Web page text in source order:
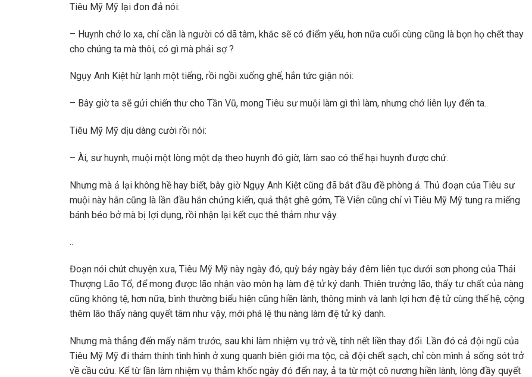
Tiêu Mỹ Mỹ lại đon đả nói:
– Huynh chớ lo xa, chỉ cần là người có dã tâm, khắc sẽ có điểm yếu, hơn nữa cuối cùng cũng là bọn họ chết thay
cho chúng ta mà thôi, có gì mà phải sợ ?
Ngụy Anh Kiệt hừ lạnh một tiếng, rồi ngồi xuống ghế, hắn tức giận nói:
– Bây giờ ta sẽ gửi chiến thư cho Tần Vũ, mong Tiêu sư muội làm gì thì làm, nhưng chớ liên lụy đến ta.
Tiêu Mỹ Mỹ dịu dàng cười rồi nói:
– Ài, sư huynh, muội một lòng một dạ theo huynh đó giờ, làm sao có thể hại huynh được chứ.
Nhưng mà ả lại không hề hay biết, bây giờ Ngụy Anh Kiệt cũng đã bắt đầu đề phòng ả. Thủ đoạn của Tiêu sư
muội này hắn cũng là lần đầu hắn chứng kiến, quả thật ghê gớm, Tề Viễn cũng chỉ vì Tiêu Mỹ Mỹ tung ra miếng
bánh béo bở mà bị lợi dụng, rồi nhận lại kết cục thê thảm như vậy.
..
Đoạn nói chút chuyện xưa, Tiêu Mỹ Mỹ này ngày đó, quỳ bảy ngày bảy đêm liên tục dưới sơn phong của Thái
Thượng Lão Tổ, để mong được lão nhận vào môn hạ làm đệ tử ký danh. Thiên trưởng lão, thấy tư chất của nàng
cũng không tệ, hơn nữa, bình thường biểu hiện cũng hiền lành, thông minh và lanh lợi hơn đệ tử cùng thế hệ, cộng
thêm lão thấy nàng quyết tâm như vậy, mới phá lệ thu nàng làm đệ tử ký danh.
Nhưng mà thẳng đến mấy năm trước, sau khi làm nhiệm vụ trở về, tính nết liền thay đổi. Lần đó cả đội ngũ của
Tiêu Mỹ Mỹ đi thám thính tình hình ở xung quanh biên giới ma tộc, cả đội chết sạch, chỉ còn mình ả sống sót trở
về cầu cứu. Kể từ lần làm nhiệm vụ thảm khốc ngày đó đến nay, ả ta từ một cô nương hiền lành, lòng đầy quyết